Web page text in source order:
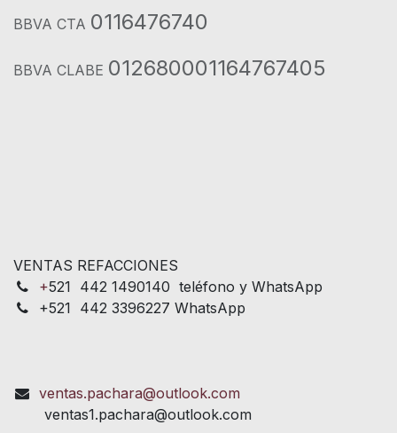
BBVA CTA 0116476740
BBVA CLABE 012680001164767405
VENTAS REFACCIONES
+521 442 1490140 teléfono y WhatsApp
+521 442 3396227 WhatsApp
ventas.pachara@outlook.com
ventas1.pachara@outlook.com